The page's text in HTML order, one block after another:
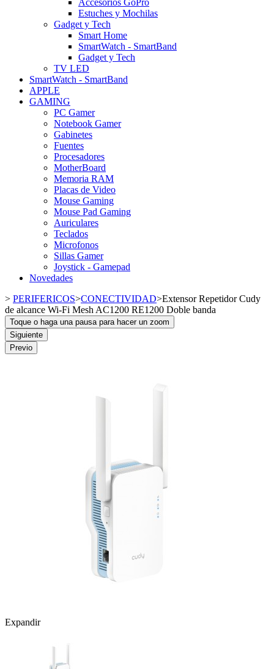
Estuches y Mochilas
Gadget y Tech
Smart Home
SmartWatch - SmartBand
Gadget y Tech
TV LED
SmartWatch - SmartBand
APPLE
GAMING
PC Gamer
Notebook Gamer
Gabinetes
Fuentes
Procesadores
MotherBoard
Memoria RAM
Placas de Video
Mouse Gaming
Mouse Pad Gaming
Auriculares
Teclados
Microfonos
Sillas Gamer
Joystick - Gamepad
Novedades
> PERIFERICOS>CONECTIVIDAD>Extensor Repetidor Cudy
de alcance Wi-Fi Mesh AC1200 RE1200 Doble banda
Toque o haga una pausa para hacer un zoom
Siguiente
Previo
Expandir